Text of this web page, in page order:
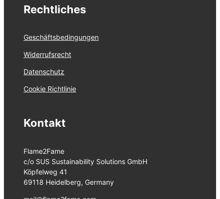
Rechtliches
Geschäftsbedingungen
Widerrufsrecht
Datenschutz
Cookie Richtlinie
Kontakt
Flame2Fame
c/o SUS Sustainability Solutions GmbH
Köpfelweg 41
69118 Heidelberg, Germany